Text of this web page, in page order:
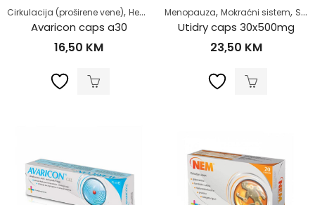
Cirkulacija (proširene vene), Hemoroidi ,Samoliječenje,Zdrav život
Avaricon caps a30
16,50 KM
Menopauza, Mokraćni sistem, Samoliječenje
Utidry caps 30x500mg
23,50 KM